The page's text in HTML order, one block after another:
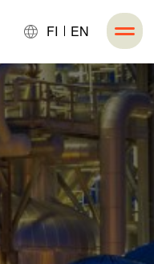
FI EN